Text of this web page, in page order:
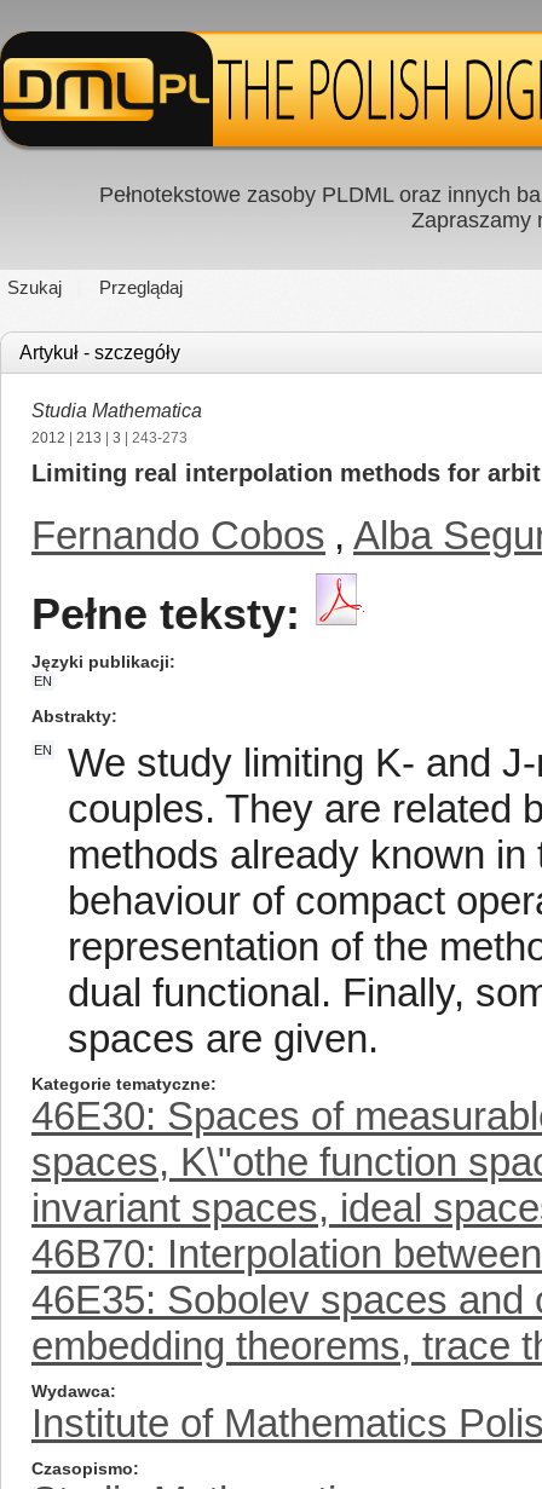
Pełnotekstowe zasoby PLDML oraz innych
Zapraszamy
Szukaj Przeglądaj
Artykuł - szczegóły
Studia Mathematica
2012 213 3 | 243-273
Limiting real interpolation methods for
Fernando Cobos , Alba
Pełne teksty:
Języki publikacji
EN
Abstrakty
EN
We study limiting K- and
couples. They are related
methods already known
behaviour of compact
representation of the
dual functional. Finally,
spaces are given.
Kategorie tematyczne
46E30: Spaces of
spaces, K\"othe function
invariant spaces, ideal
46B70: Interpolation
46E35: Sobolev spaces
embedding theorems, trace
Wydawca
Institute of Mathematics
Czasopismo